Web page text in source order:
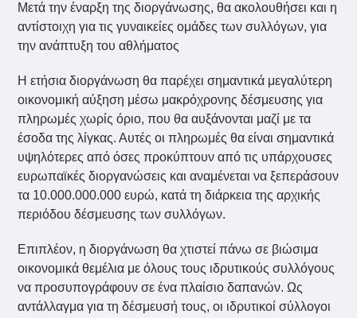
Μετά την έναρξη της διοργάνωσης, θα ακολουθήσει και η
αντίστοιχη για τις γυναικείες ομάδες των συλλόγων, για
την ανάπτυξη του αθλήματος
Η ετήσια διοργάνωση θα παρέχει σημαντικά μεγαλύτερη
οικονομική αύξηση μέσω μακρόχρονης δέσμευσης για
πληρωμές χωρίς όριο, που θα αυξάνονται μαζί με τα
έσοδα της λίγκας. Αυτές οι πληρωμές θα είναι σημαντικά
υψηλότερες από όσες προκύπτουν από τις υπάρχουσες
ευρωπαϊκές διοργανώσεις και αναμένεται να ξεπεράσουν
τα 10.000.000.000 ευρώ, κατά τη διάρκεια της αρχικής
περιόδου δέσμευσης των συλλόγων.
Επιπλέον, η διοργάνωση θα χτιστεί πάνω σε βιώσιμα
οικονομικά θεμέλια με όλους τους ιδρυτικούς συλλόγους
να προσυπογράφουν σε ένα πλαίσιο δαπανών. Ως
αντάλλαγμα για τη δέσμευσή τους, οι ιδρυτικοί σύλλογοι